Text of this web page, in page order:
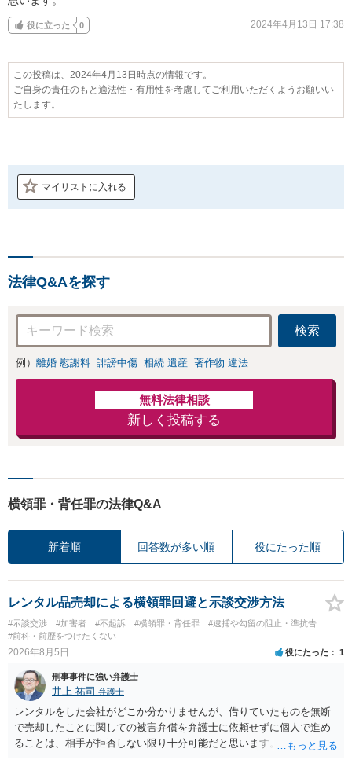
役に立った 0 2024年4月13日 17:38
この投稿は、2024年4月13日時点の情報です。
ご自身の責任のもと適法性・有用性を考慮してご利用いただくようお願いい
たします。
マイリストに入れる
法律Q&Aを探す
検索
例） 離婚 慰謝料 誹謗中傷 相続 遺産 著作物 違法
無料法律相談
新しく投稿する
横領罪・背任罪の法律Q&A
新着順 回答数が多い順 役にたった順
レンタル品売却による横領罪回避と示談交渉方法
#示談交渉 #加害者 #不起訴 #横領罪・背任罪
#逮捕や勾留の阻止・準抗告
#前科・前歴をつけたくない
2026年8月5日 役にたった 1
刑事事件に強い弁護士
井上 祐司 弁護士
レンタルをした会社がどこか分かりませんが、借りていたものを無断
で売却したことに関しての被害弁償を弁護士に依頼せずに個人で進め
ることは、相手が拒否しない限り十分可能だと思います。 見積を出し